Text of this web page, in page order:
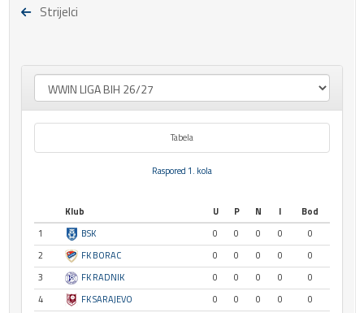
Strijelci
Tabela
Raspored 1. kola
Klub U P N I
Bod
1
BSK 0 0 0 0
0
2
FK BORAC 0 0 0 0
0
3
FK RADNIK 0 0 0 0
0
4
FK SARAJEVO 0 0 0 0
0